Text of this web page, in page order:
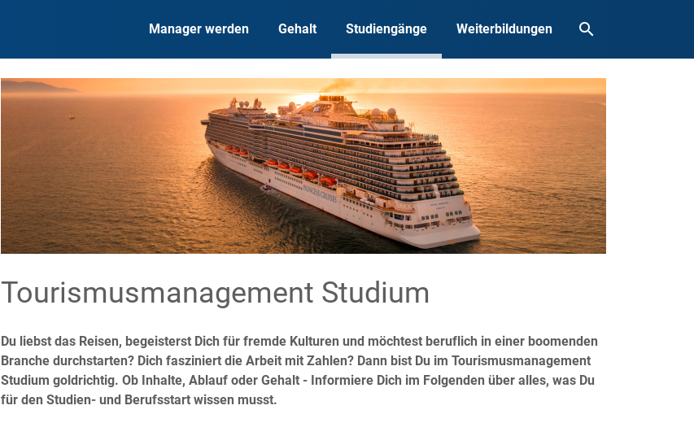
search
Manager werden Gehalt Studiengänge Weiterbildungen
Tourismusmanagement Studium
Du liebst das Reisen, begeisterst Dich für fremde Kulturen und möchtest beruflich in einer boomenden
Branche durchstarten? Dich fasziniert die Arbeit mit Zahlen? Dann bist Du im Tourismusmanagement
Studium goldrichtig. Ob Inhalte, Ablauf oder Gehalt - Informiere Dich im Folgenden über alles, was Du
für den Studien- und Berufsstart wissen musst.